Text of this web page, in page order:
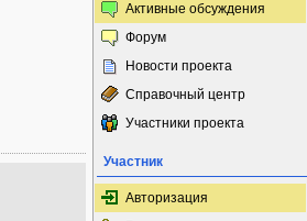
Активные обсуждения
Форум
Новости проекта
Справочный центр
Участники проекта
Участник
Авторизация